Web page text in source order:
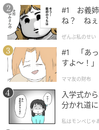
です。みん
索、おでか
000万人以上
の記事をもっ
#1 お義姉
ね？ ねぇ
ぜんぶ私のせい
#1 「あっ
すよ〜！
ママ友の財布
入学式か
分かれ道
私はモンペじゃ